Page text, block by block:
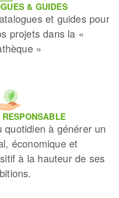
& GUIDES
et guides pour
projets dans la «
»
quotidien à générer un
économique et
à la hauteur de ses